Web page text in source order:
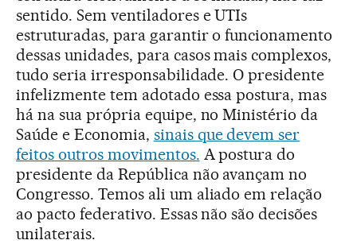
sentido. Sem ventiladores e UTIs
estruturadas, para garantir o funcionamento
dessas unidades, para casos mais complexos,
tudo seria irresponsabilidade. O presidente
infelizmente tem adotado essa postura, mas
há na sua própria equipe, no Ministério da
Saúde e Economia, sinais que devem ser
feitos outros movimentos. A postura do
presidente da República não avançam no
Congresso. Temos ali um aliado em relação
ao pacto federativo. Essas não são decisões
unilaterais.